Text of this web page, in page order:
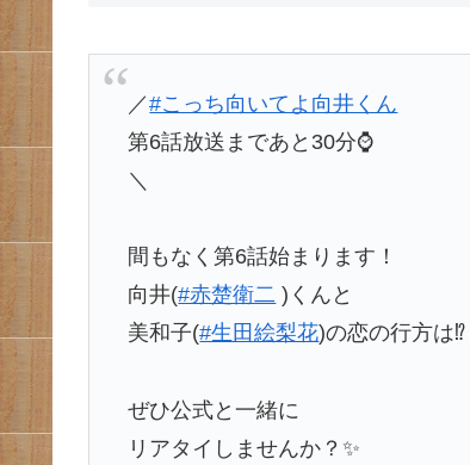
／#こっち向いてよ向井くん
第6話放送まであと30分⌚️
＼
間もなく第6話始まります！
向井(#赤楚衛二 )くんと
美和子(#生田絵梨花)の恋の行方は⁉️
ぜひ公式と一緒に
リアタイしませんか？✨